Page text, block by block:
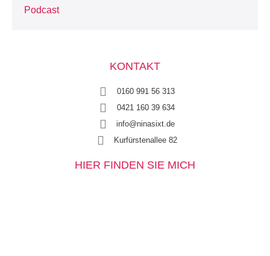
Podcast
KONTAKT
0160 991 56 313
0421 160 39 634
info@ninasixt.de
Kurfürstenallee 82
HIER FINDEN SIE MICH